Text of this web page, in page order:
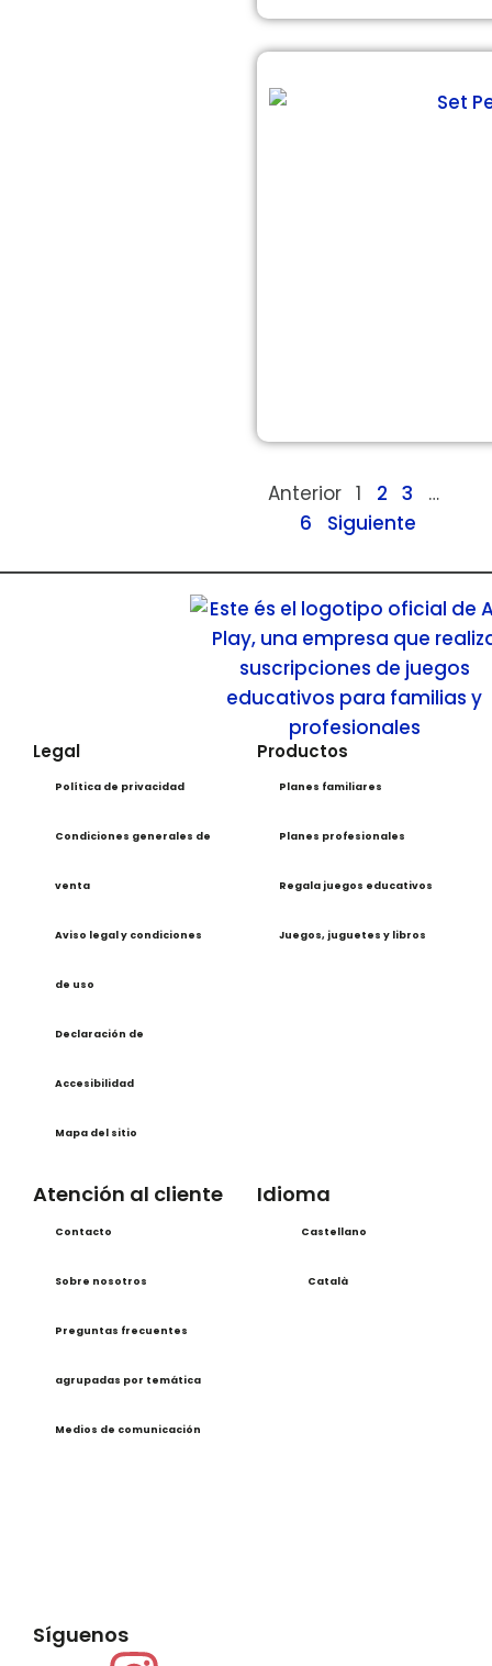
Anterior 1 2 3
…
6
Siguiente
Legal
Política de privacidad
Condiciones generales de
venta
Aviso legal y condiciones
de uso
Declaración de
Accesibilidad
Mapa del sitio
Productos
Planes familiares
Planes profesionales
Regala juegos educativos
Juegos, juguetes y libros
Atención al cliente
Contacto
Sobre nosotros
Preguntas frecuentes
agrupadas por temática
Medios de comunicación
Idioma
Castellano
Català
Síguenos